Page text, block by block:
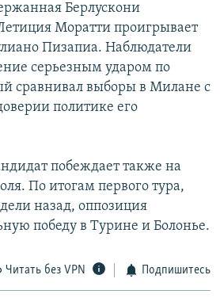
Берлускони
Моратти проигрывает
Пизапиа. Наблюдатели
серьезным ударом по
сравнивал выборы в Милане с
политике его
побеждает также на
По итогам первого тура,
назад, оппозиция
победу в Турине и Болонье.
Читать без VPN Подпишитесь